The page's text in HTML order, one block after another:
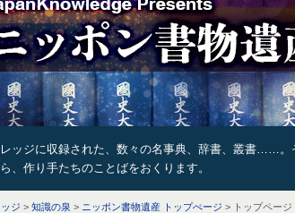
ッジに収録された、数々の名事典、辞書、叢書……
、作り手たちのことばをおくります。
ジ > 知識の泉 > ニッポン書物遺産 トップぺージ > トップページ